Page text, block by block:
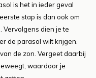
is het in ieder geval
stap is dan ook om
Vervolgens dien je te
de parasol wilt krijgen.
de zon. Vergeet daarbij
waardoor je